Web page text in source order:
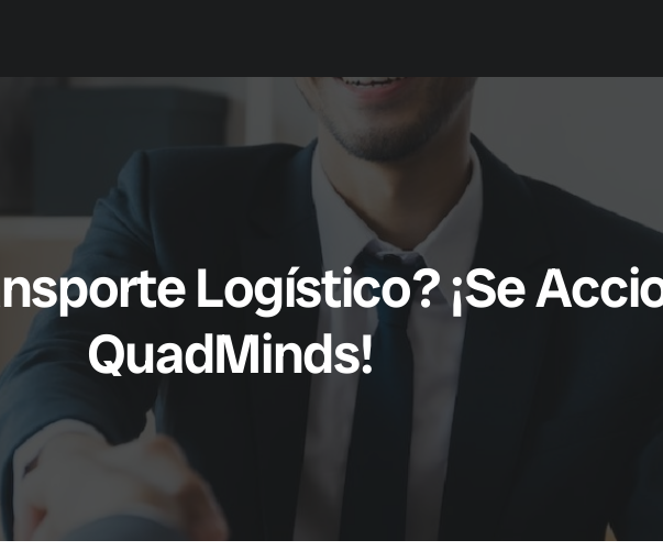
Logístico? ¡Se
QuadMinds!